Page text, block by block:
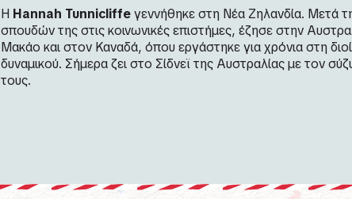
Η Hannah Tunnicliffeγεννήθηκε στη Νέα Ζηλανδία. Μετά
σπουδών της στις κοινωνικές επιστήμες, έζησε στην
Μακάο και στον Καναδά, όπου εργάστηκε για χρόνια στη
δυναμικού. Σήμερα ζει στο Σίδνεϊ της Αυστραλίας με τον
τους.